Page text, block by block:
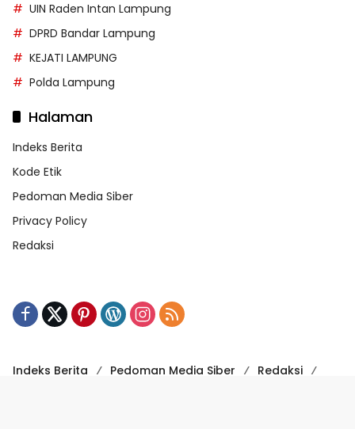
UIN Raden Intan Lampung
DPRD Bandar Lampung
KEJATI LAMPUNG
Polda Lampung
Halaman
Indeks Berita
Kode Etik
Pedoman Media Siber
Privacy Policy
Redaksi
Indeks Berita Pedoman Media Siber
Redaksi